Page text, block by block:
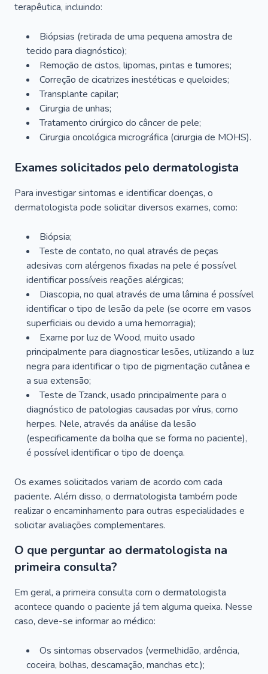
terapêutica, incluindo:
Biópsias (retirada de uma pequena amostra de
tecido para diagnóstico);
Remoção de cistos, lipomas, pintas e tumores;
Correção de cicatrizes inestéticas e queloides;
Transplante capilar;
Cirurgia de unhas;
Tratamento cirúrgico do câncer de pele;
Cirurgia oncológica micrográfica (cirurgia de MOHS).
Exames solicitados pelo dermatologista
Para investigar sintomas e identificar doenças, o
dermatologista pode solicitar diversos exames, como:
Biópsia;
Teste de contato, no qual através de peças
adesivas com alérgenos fixadas na pele é possível
identificar possíveis reações alérgicas;
Diascopia, no qual através de uma lâmina é possível
identificar o tipo de lesão da pele (se ocorre em vasos
superficiais ou devido a uma hemorragia);
Exame por luz de Wood, muito usado
principalmente para diagnosticar lesões, utilizando a luz
negra para identificar o tipo de pigmentação cutânea e
a sua extensão;
Teste de Tzanck, usado principalmente para o
diagnóstico de patologias causadas por vírus, como
herpes. Nele, através da análise da lesão
(especificamente da bolha que se forma no paciente),
é possível identificar o tipo de doença.
Os exames solicitados variam de acordo com cada
paciente. Além disso, o dermatologista também pode
realizar o encaminhamento para outras especialidades e
solicitar avaliações complementares.
O que perguntar ao dermatologista na
primeira consulta?
Em geral, a primeira consulta com o dermatologista
acontece quando o paciente já tem alguma queixa. Nesse
caso, deve-se informar ao médico:
Os sintomas observados (vermelhidão, ardência,
coceira, bolhas, descamação, manchas etc.);